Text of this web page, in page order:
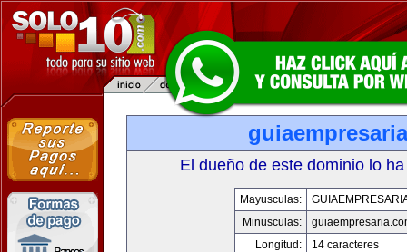
El dueño de este dominio lo
Mayusculas:
Minusculas:
Longitud:
14 caracteres